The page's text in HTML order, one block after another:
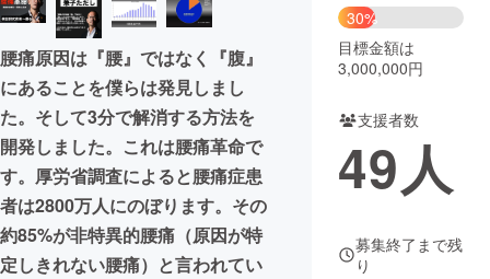
CAMPFIRE for Social Good
CAMPFIRE Creation
CAMPFIREふるさと納税
コミュニティ
腰痛原因は『腰』ではなく『腹』
にあることを僕らは発見しまし
た。そして3分で解消する方法を
開発しました。これは腰痛革命で
す。厚労省調査によると腰痛症患
者は2800万人にのぼります。その
約85%が非特異的腰痛（原因が特
定しきれない腰痛）と言われてい
30%
目標金額は
3,000,000円
支援者数
49人
募集終了まで残
り